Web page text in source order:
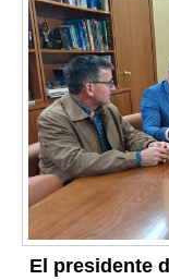
El presidente